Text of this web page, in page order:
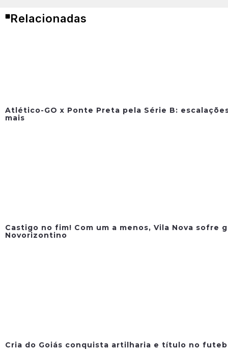
Relacionadas
Atlético-GO x Ponte Preta pela Série B:
mais
Castigo no fim! Com um a menos, Vila Nova sofre
Novorizontino
Cria do Goiás conquista artilharia e título no